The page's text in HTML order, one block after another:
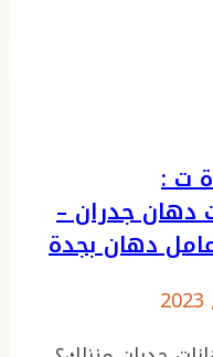
ت :
دهان جدران –
دهان بجدة